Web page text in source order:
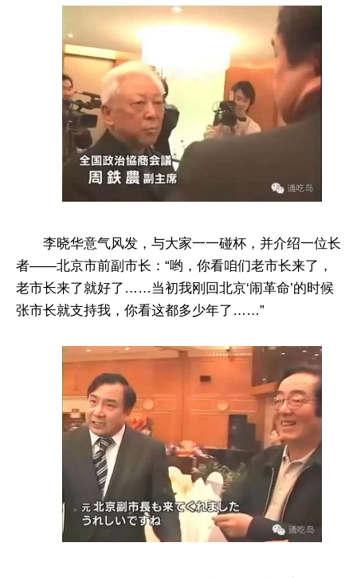
李晓华意气风发，与大家一一碰杯，并介绍一位长
者——北京市前副市长：“哟，你看咱们老市长来了，
老市长来了就好了……当初我刚回北京‘闹革命’的时候
张市长就支持我，你看这都多少年了……”